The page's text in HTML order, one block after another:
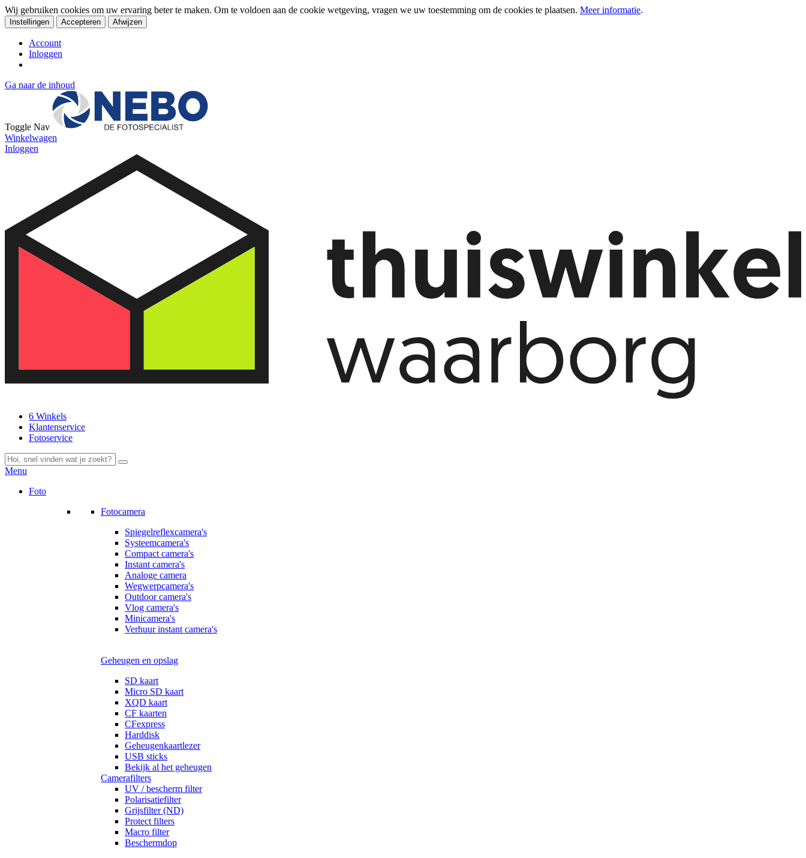
Wij gebruiken cookies om uw ervaring beter te maken. Om te voldoen aan de cookie wetgeving, vragen we uw toestemming om de cookies te plaatsen. Meer informatie.
Instellingen Accepteren Afwijzen
Account
Inloggen
Ga naar de inhoud
Toggle Nav
Winkelwagen
Inloggen
6 Winkels
Klantenservice
Fotoservice
Menu
Foto
Fotocamera
Spiegelreflexcamera's
Systeemcamera's
Compact camera's
Instant camera's
Analoge camera
Wegwerpcamera's
Outdoor camera's
Vlog camera's
Minicamera's
Verhuur instant camera's
Geheugen en opslag
SD kaart
Micro SD kaart
XQD kaart
CF kaarten
CFexpress
Harddisk
Geheugenkaartlezer
USB sticks
Bekijk al het geheugen
Camerafilters
UV / bescherm filter
Polarisatiefilter
Grijsfilter (ND)
Protect filters
Macro filter
Beschermdop